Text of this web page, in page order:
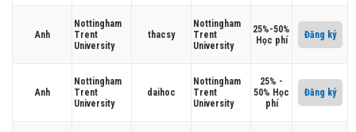
Anh
Nottingham
Trent
University
thacsy
Nottingham
Trent
University
25%-50%
Học phí
Đăng ký
Anh
Nottingham
Trent
University
daihoc
Nottingham
Trent
University
25% -
50% Học
phí
Đăng ký